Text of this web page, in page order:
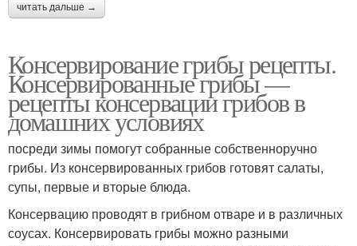
читать дальше →
Консервирование грибы рецепты.
Консервированные грибы —
рецепты консервации грибов в
домашних условиях
посреди зимы помогут собранные собственноручно
грибы. Из консервированных грибов готовят салаты,
супы, первые и вторые блюда.
Консервацию проводят в грибном отваре и в различных
соусах. Консервировать грибы можно разными